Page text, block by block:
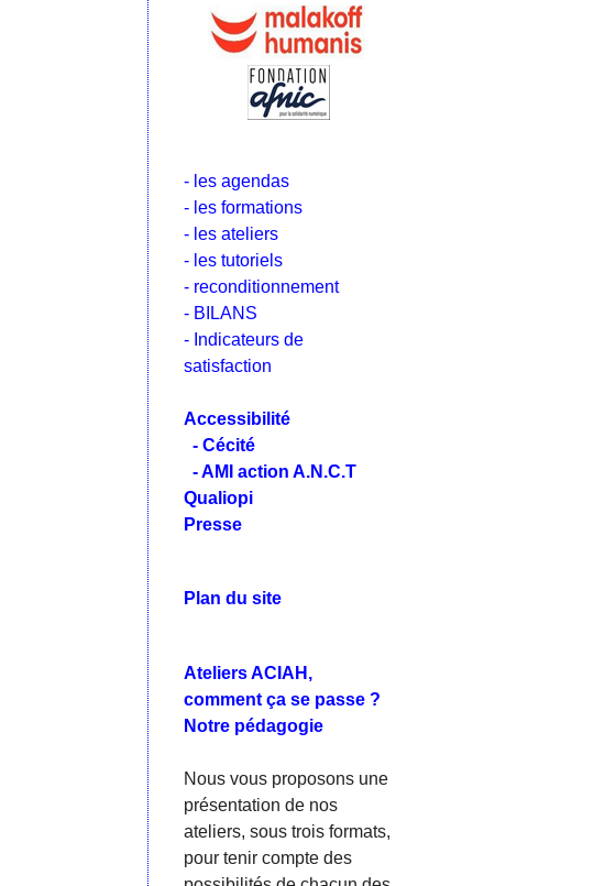
- les agendas
- les formations
- les ateliers
- les tutoriels
- reconditionnement
- BILANS
- Indicateurs de
satisfaction
Accessibilité
- Cécité
- AMI action A.N.C.T
Qualiopi
Presse
Plan du site
Ateliers ACIAH,
comment ça se passe ?
Notre pédagogie
Nous vous proposons une
présentation de nos
ateliers, sous trois formats,
pour tenir compte des